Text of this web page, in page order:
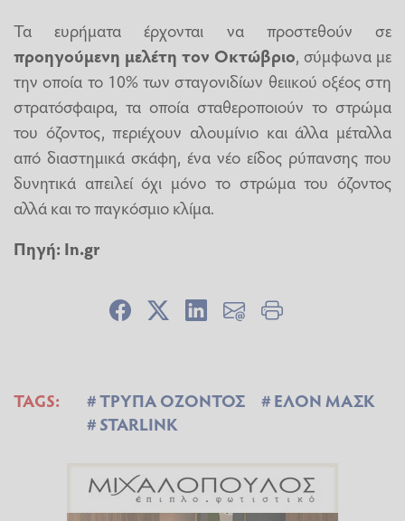
Τα ευρήματα έρχονται να προστεθούν σε
προηγούμενη μελέτη τον Οκτώβριο, σύμφωνα με
την οποία το 10% των σταγονιδίων θειικού οξέος στη
στρατόσφαιρα, τα οποία σταθεροποιούν το στρώμα
του όζοντος, περιέχουν αλουμίνιο και άλλα μέταλλα
από διαστημικά σκάφη, ένα νέο είδος ρύπανσης που
δυνητικά απειλεί όχι μόνο το στρώμα του όζοντος
αλλά και το παγκόσμιο κλίμα.
Πηγή: In.gr
TAGS: ΤΡΥΠΑ ΟΖΟΝΤΟΣ
ΕΛΟΝ ΜΑΣΚ
STARLINK